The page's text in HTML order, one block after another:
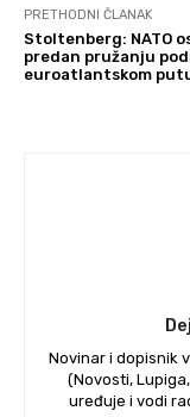
PRETHODNI ČLANAK
Stoltenberg: NATO
predan pružanju
euroatlantskom
Novinar i dopisnik
(Novosti,
uređuje i vodi